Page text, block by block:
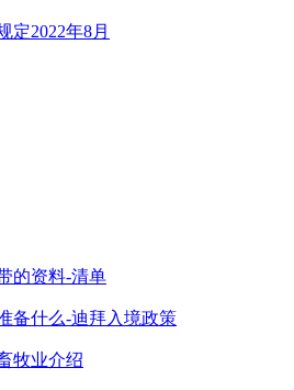
定2022年8月
的资料-清单
备什么-迪拜入境政策
牧业介绍